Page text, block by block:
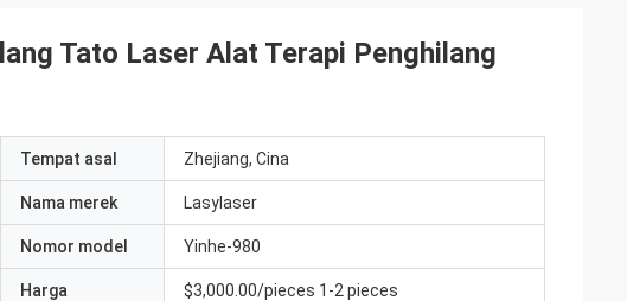
Tato Laser Alat Terapi Penghilang
Tempat asal Zhejiang, Cina
Nama merek Lasylaser
Nomor model Yinhe-980
Harga $3,000.00/pieces 1-2 pieces